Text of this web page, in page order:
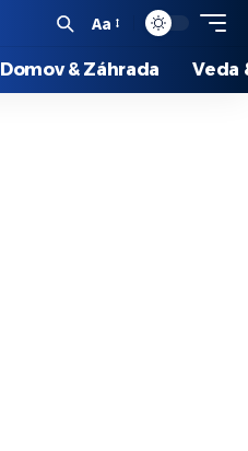
Aa
Domov & Záhrada Veda